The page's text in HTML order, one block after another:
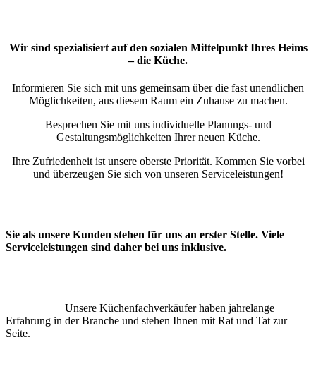
Wir sind spezialisiert auf den sozialen Mittelpunkt Ihres Heims
– die Küche.
Informieren Sie sich mit uns gemeinsam über die fast unendlichen
Möglichkeiten, aus diesem Raum ein Zuhause zu machen.
Besprechen Sie mit uns individuelle Planungs- und
Gestaltungsmöglichkeiten Ihrer neuen Küche.
Ihre Zufriedenheit ist unsere oberste Priorität. Kommen Sie vorbei
und überzeugen Sie sich von unseren Serviceleistungen!
Sie als unsere Kunden stehen für uns an erster Stelle. Viele
Serviceleistungen sind daher bei uns inklusive.
Unsere Küchenfachverkäufer haben jahrelange
Erfahrung in der Branche und stehen Ihnen mit Rat und Tat zur
Seite.